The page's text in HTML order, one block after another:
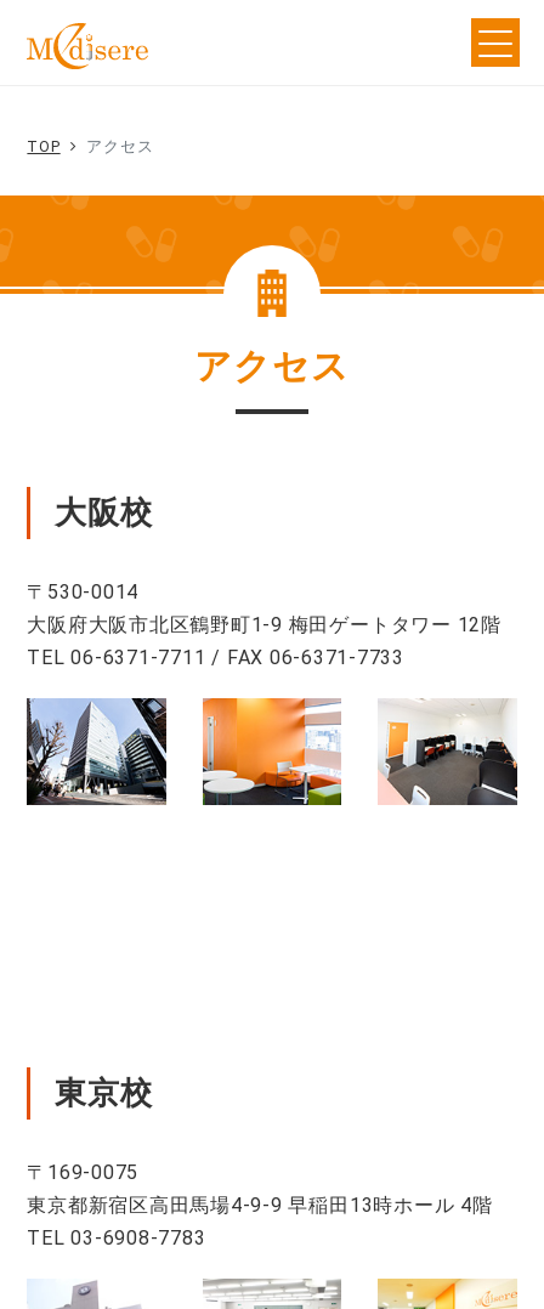
TOP アクセス
アクセス
大阪校
〒530-0014
大阪府大阪市北区鶴野町1-9 梅田ゲートタワー 12階
TEL 06-6371-7711 / FAX 06-6371-7733
東京校
〒169-0075
東京都新宿区高田馬場4-9-9 早稲田13時ホール 4階
TEL 03-6908-7783